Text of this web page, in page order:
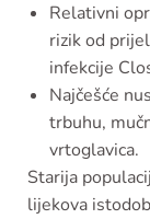
Relativni
rizik od
infekcije
Najčešće
trbuhu,
vrtoglavica.
Starija
lijekova